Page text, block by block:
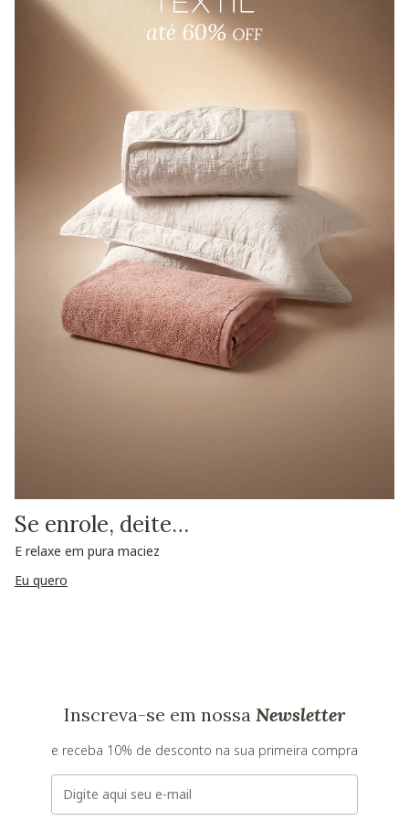
Se enrole, deite…
E relaxe em pura maciez
Eu quero
Inscreva-se em nossa Newsletter
e receba 10% de desconto na sua primeira compra
E-mail